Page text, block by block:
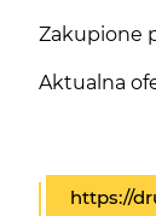
Zakupione
Aktualna
https://